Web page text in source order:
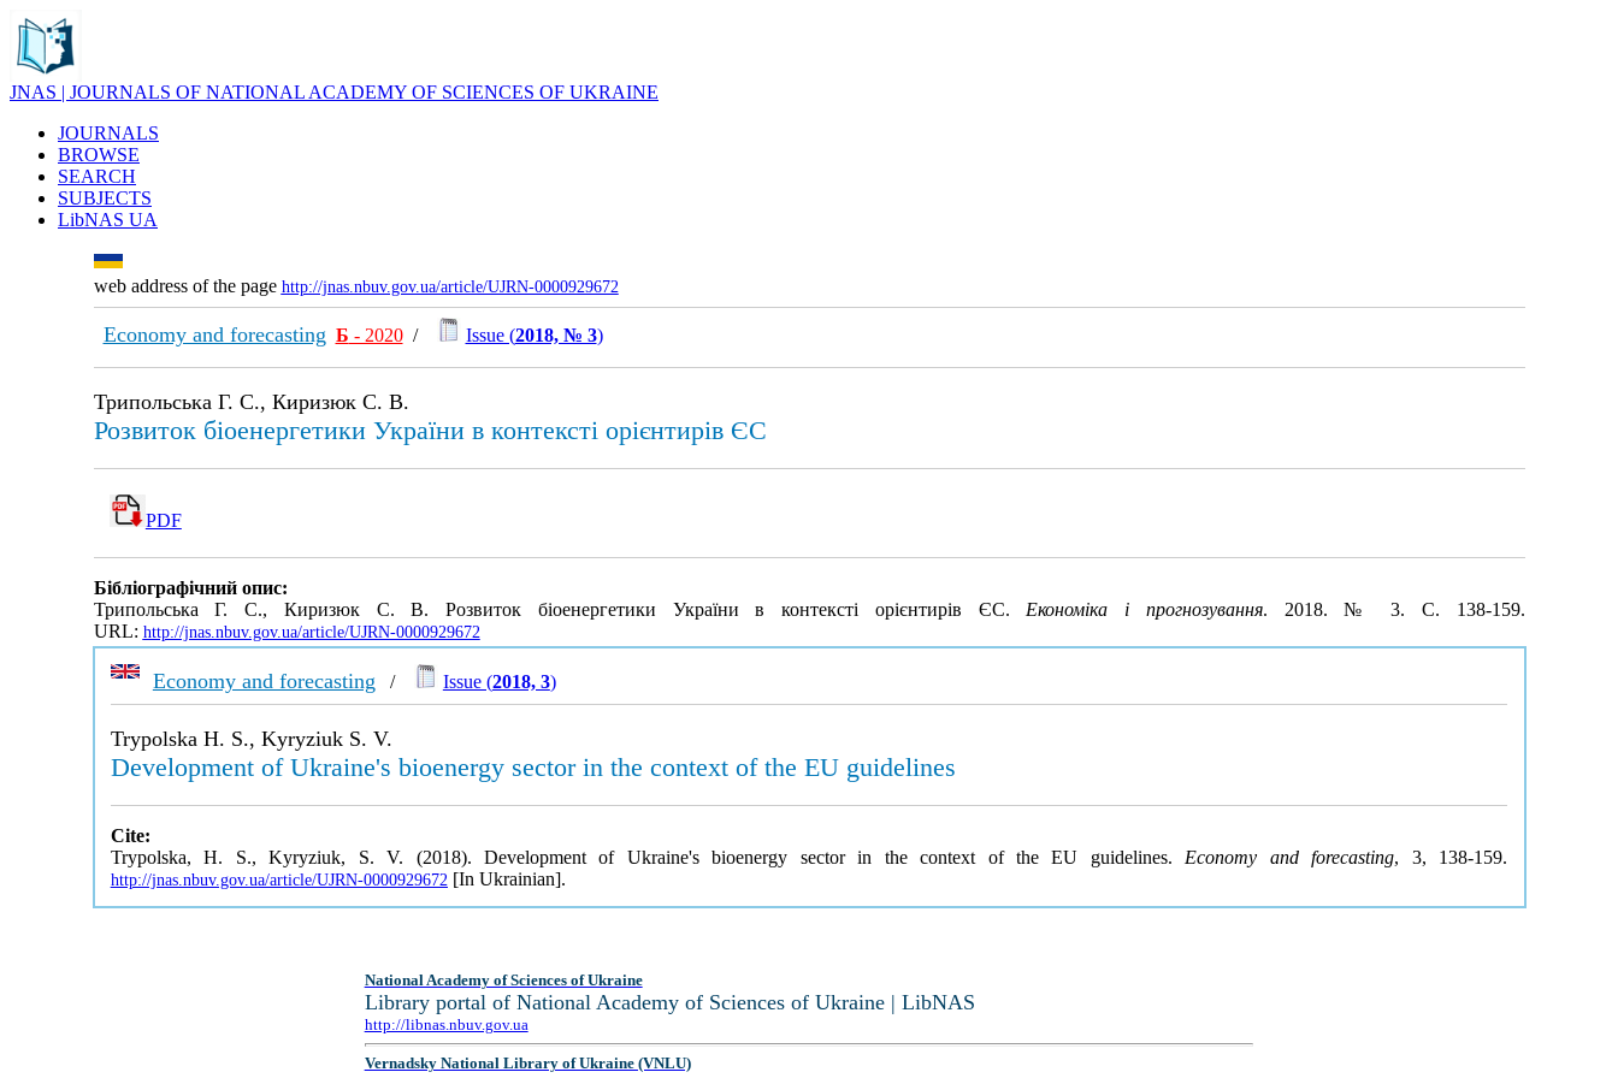
JNAS | JOURNALS OF NATIONAL ACADEMY OF SCIENCES OF UKRAINE
JOURNALS
BROWSE
SEARCH
SUBJECTS
LibNAS UA
web address of the page http://jnas.nbuv.gov.ua/article/UJRN-0000929672
Economy and forecasting Б - 2020/ Issue (2018, № 3)
Трипольська Г. С., Киризюк С. В.
Розвиток біоенергетики України в контексті орієнтирів ЄС
PDF
Бібліографічний опис:
Трипольська Г. С., Киризюк С. В. Розвиток біоенергетики України в контексті орієнтирів ЄС.Економіка і прогнозування. 2018. № 3. С. 138-159.
URL: http://jnas.nbuv.gov.ua/article/UJRN-0000929672
Economy and forecasting / Issue (2018, 3)
Trypolska H. S., Kyryziuk S. V.
Development of Ukraine's bioenergy sector in the context of the EU guidelines
Cite:
Trypolska, H. S., Kyryziuk, S. V. (2018). Development of Ukraine's bioenergy sector in the context of the EU guidelines. Economy and forecasting, 3, 138-159.
http://jnas.nbuv.gov.ua/article/UJRN-0000929672 [In Ukrainian].
National Academy of Sciences of Ukraine
Library portal of National Academy of Sciences of Ukraine | LibNAS
http://libnas.nbuv.gov.ua
Vernadsky National Library of Ukraine (VNLU)